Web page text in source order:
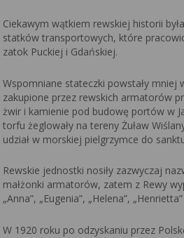
Ciekawym wątkiem rewskiej historii
statków transportowych, które
zatok Puckiej i Gdańskiej.
Wspomniane stateczki powstały mniej
zakupione przez rewskich armatorów
żwir i kamienie pod budowę portów w
torfu żeglowały na tereny Żuław
udział w morskiej pielgrzymce do
Rewskie jednostki nosiły zazwyczaj
małżonki armatorów, zatem z Rewy
„Anna”, „Eugenia”, „Helena”,
W 1920 roku po odzyskaniu przez